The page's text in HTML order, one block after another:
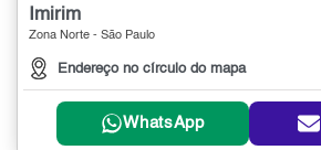
Imirim
Zona Norte - São Paulo
Endereço no círculo do mapa
WhatsApp